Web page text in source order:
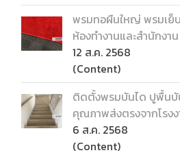
พรมทอผืนใหญ่ พรมเ
ห้องทำงานและสำนักงาน
12 ส.ค. 2568
(Content)
ติดตั้งพรมบันได ปูพื้น
คุณภาพส่งตรงจากโรง
6 ส.ค. 2568
(Content)